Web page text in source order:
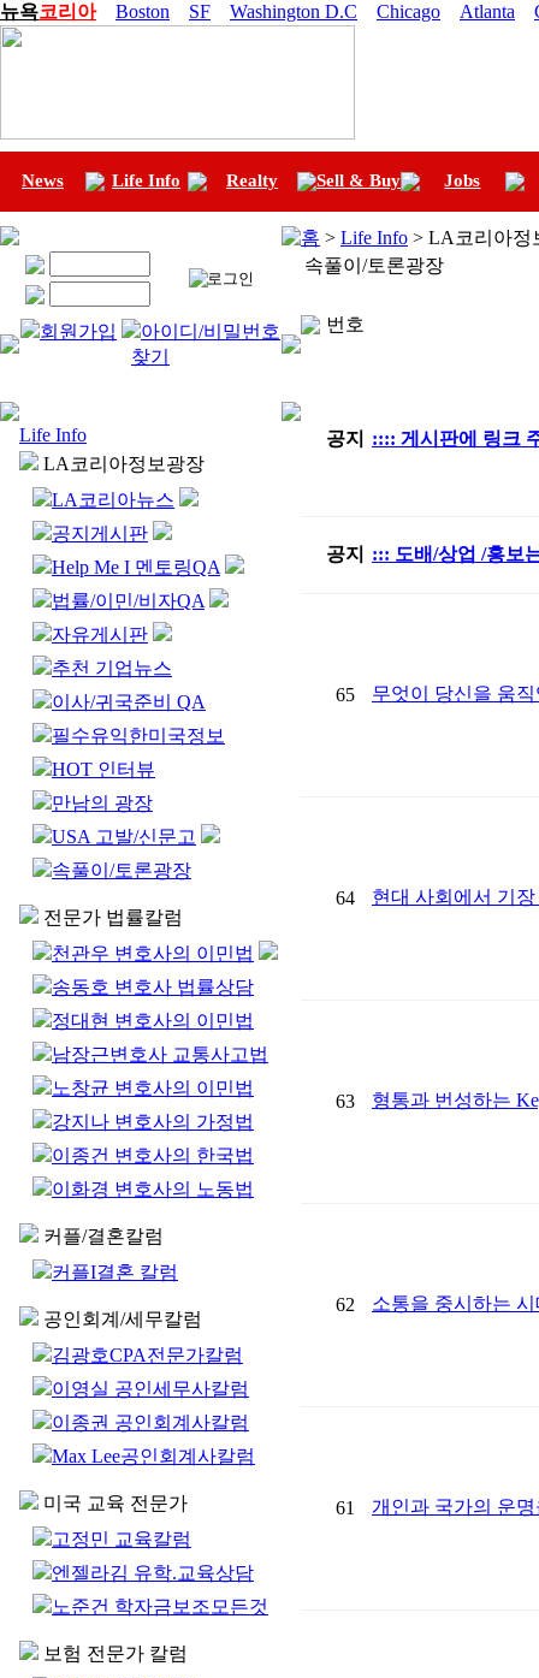
뉴욕코리아 Boston SF Washington D.C Chicago Atlanta
News Life Info Realty Sell & Buy Jobs
회원가입
아이디/비밀번호
찾기
Life Info
LA코리아정보광장
LA코리아뉴스
공지게시판
Help Me I 멘토링QA
법률/이민/비자QA
자유게시판
추천 기업뉴스
이사/귀국준비 QA
필수유익한미국정보
HOT 인터뷰
만남의 광장
USA 고발/신문고
속풀이/토론광장
전문가 법률칼럼
천관우 변호사의 이민법
송동호 변호사 법률상담
정대현 변호사의 이민법
남장근변호사 교통사고법
노창균 변호사의 이민법
강지나 변호사의 가정법
이종건 변호사의 한국법
이화경 변호사의 노동법
커플/결혼칼럼
커플I결혼 칼럼
공인회계/세무칼럼
김광호CPA전문가칼럼
이영실 공인세무사칼럼
이종권 공인회계사칼럼
Max Lee공인회계사칼럼
미국 교육 전문가
고정민 교육칼럼
엔젤라김 유학.교육상담
노준건 학자금보조모든것
보험 전문가 칼럼
홈 > Life Info > LA코리아정
속풀이/토론광장
번호
공지 :::: 게시판에 링크
공지 ::: 도배/상업 /홍보
65 무엇이 당신을 움
64 현대 사회에서 기
63 형통과 번성하는
62 소통을 중시하는
61 개인과 국가의 운